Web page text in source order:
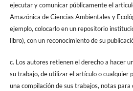
ejecutar y comunicar públicamente el
Amazónica de Ciencias Ambientales y
ejemplo, colocarlo en un repositorio
libro), con un reconocimiento de su
c. Los autores retienen el derecho a hacer
su trabajo, de utilizar el artículo o cualquier
una compilación de sus trabajos, notas para